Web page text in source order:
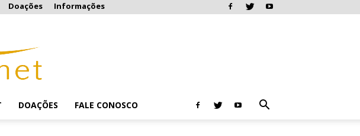
Doações Informações
DOAÇÕES FALE CONOSCO